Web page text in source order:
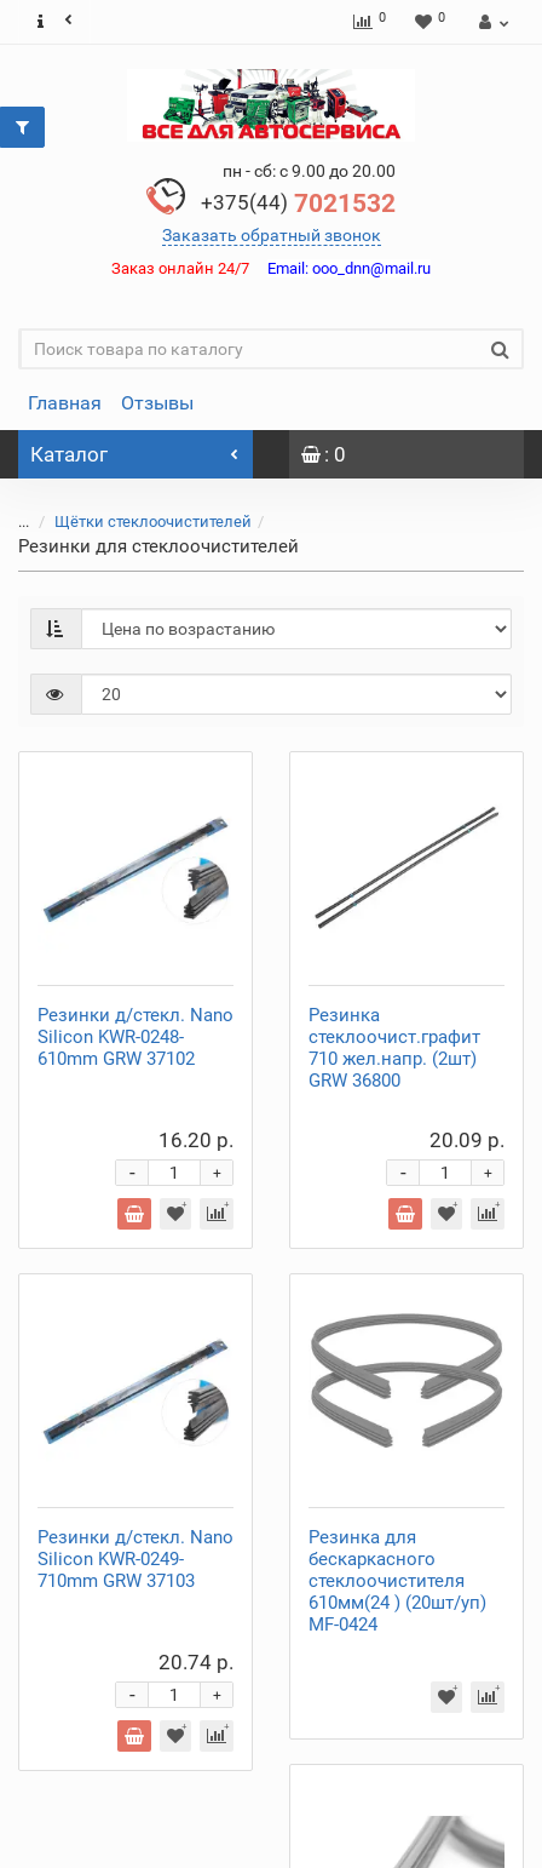
0 0
пн - сб: с 9.00 до 20.00
+375(44) 7021532
Заказать обратный звонок
Заказ онлайн 24/7 Email: ooo_dnn@mail.ru
Главная Отзывы
Каталог : 0
... Щётки стеклоочистителей
Резинки для стеклоочистителей
Резинки д/стекл. Nano
Silicon KWR-0248-
610mm GRW 37102
16.20 р.
+
-
Резинка
стеклоочист.графит
710 жел.напр. (2шт)
GRW 36800
20.09 р.
+
-
Резинки д/стекл. Nano
Silicon KWR-0249-
710mm GRW 37103
20.74 р.
+
-
Резинка для
бескаркасного
стеклоочистителя
610мм(24 ) (20шт/уп)
MF-0424